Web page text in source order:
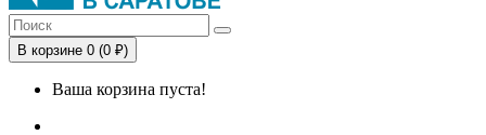
В корзине 0 (0 ₽)
Ваша корзина пуста!